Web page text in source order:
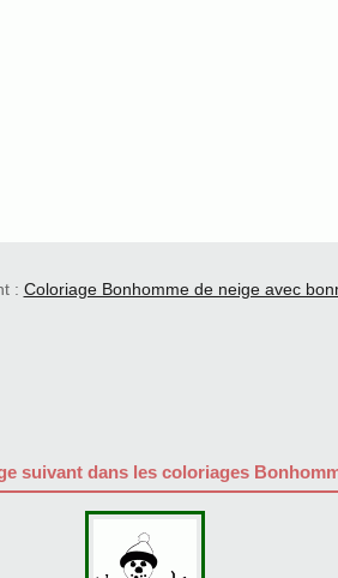
: Coloriage Bonhomme de neige avec
suivant dans les coloriages